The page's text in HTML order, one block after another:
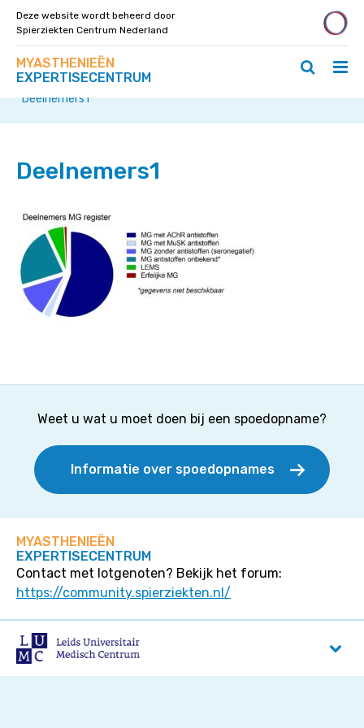
Deze website wordt beheerd door
Spierziekten Centrum Nederland
Navigeer
direct
naar
op
deze
site
MYASTHENIEËN
EXPERTISECENTRUM
/
Zoeken
/
Home » Nederlands-Belgisch Myasthenie Register
Deelnemers1
Deelnemers1
Weet u wat u moet doen bij een spoedopname?
Informatie over spoedopnames
MYASTHENIEËN
EXPERTISECENTRUM
Contact met lotgenoten? Bekijk het forum:
https://community.spierziekten.nl/